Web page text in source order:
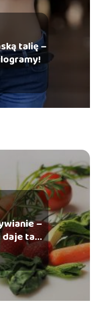
talię –
–
ta